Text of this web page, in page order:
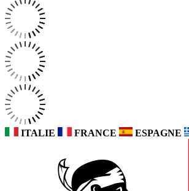
ITALIE FRANCE ESPAGNE